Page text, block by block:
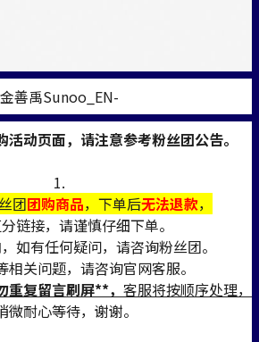
金善禹Sunoo_EN-
动页面，请注意参考粉丝团公告。
1.
团团购商品，下单后无法退款，
链接，请谨慎仔细下单。
如有任何疑问，请咨询粉丝团。
相关问题，请咨询官网客服。
重复留言刷屏**， 客服将按顺序处理，
微耐心等待，谢谢。